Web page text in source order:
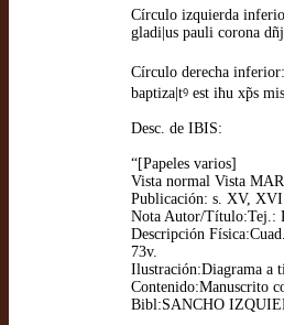
Círculo izquierda
gladi|us pauli corona
Círculo derecha
baptiza|tꝰ est iħu xp̃s
Desc. de IBIS:
“[Papeles varios]
Vista normal Vista
Publicación: s. XV, XVI
Nota Autor/Título:Tej.:
Descripción
73v.
Ilustración:Diagrama a
Contenido:Manuscrito
Bibl:SANCHO